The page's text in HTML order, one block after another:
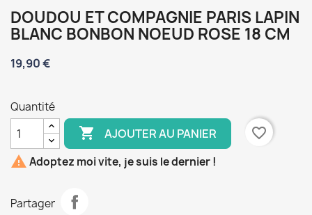
DOUDOU ET COMPAGNIE PARIS LAPIN
BLANC BONBON NOEUD ROSE 18 CM
19,90 €
Quantité
 AJOUTER AU PANIER
favorite_border
 Adoptez moi vite, je suis le dernier !
Partager